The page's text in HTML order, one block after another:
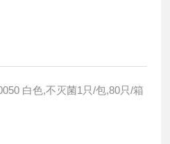
JET 加样槽 LTT010050 白色,不灭菌1只/包,80只/箱